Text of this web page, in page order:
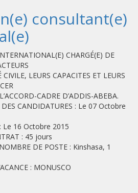
consultant(e)
CHARGÉ(E) DE
LEURS CAPACITES ET LEURS
CADRE D’ADDIS-ABEBA.
CANDIDATURES : Le 07 Octobre
Le 16 Octobre 2015
: 45 jours
DE POSTE : Kinshasa, 1
: MONUSCO